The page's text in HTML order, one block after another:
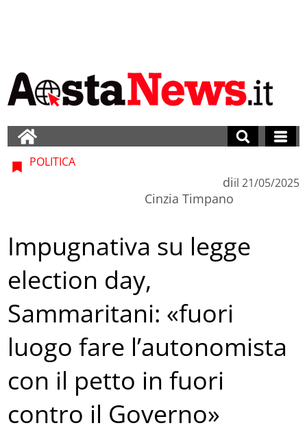
POLITICA
di
Cinzia Timpano
il 21/05/2025
Impugnativa su legge
election day,
Sammaritani: «fuori
luogo fare l’autonomista
con il petto in fuori
contro il Governo»